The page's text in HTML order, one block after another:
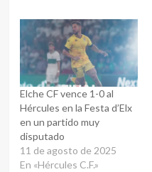
Elche CF vence 1-0 al
Hércules en la Festa d’Elx
en un partido muy
disputado
11 de agosto de 2025
En «Hércules C.F.»